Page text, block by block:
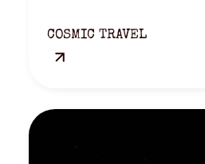
COSMIC TRAVEL